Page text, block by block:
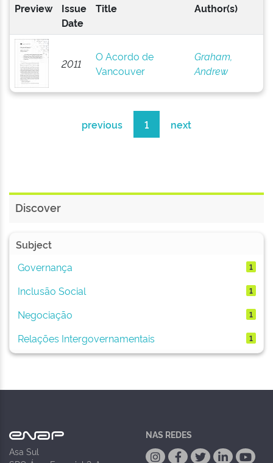
Preview
Issue
Date
Title Author(s)
2011
O Acordo de
Vancouver
Graham,
Andrew
previous 1 next
Discover
Subject
Governança
1
Inclusão Social 1
Negociação 1
Relações Intergovernamentais 1
Asa Sul
NAS REDES